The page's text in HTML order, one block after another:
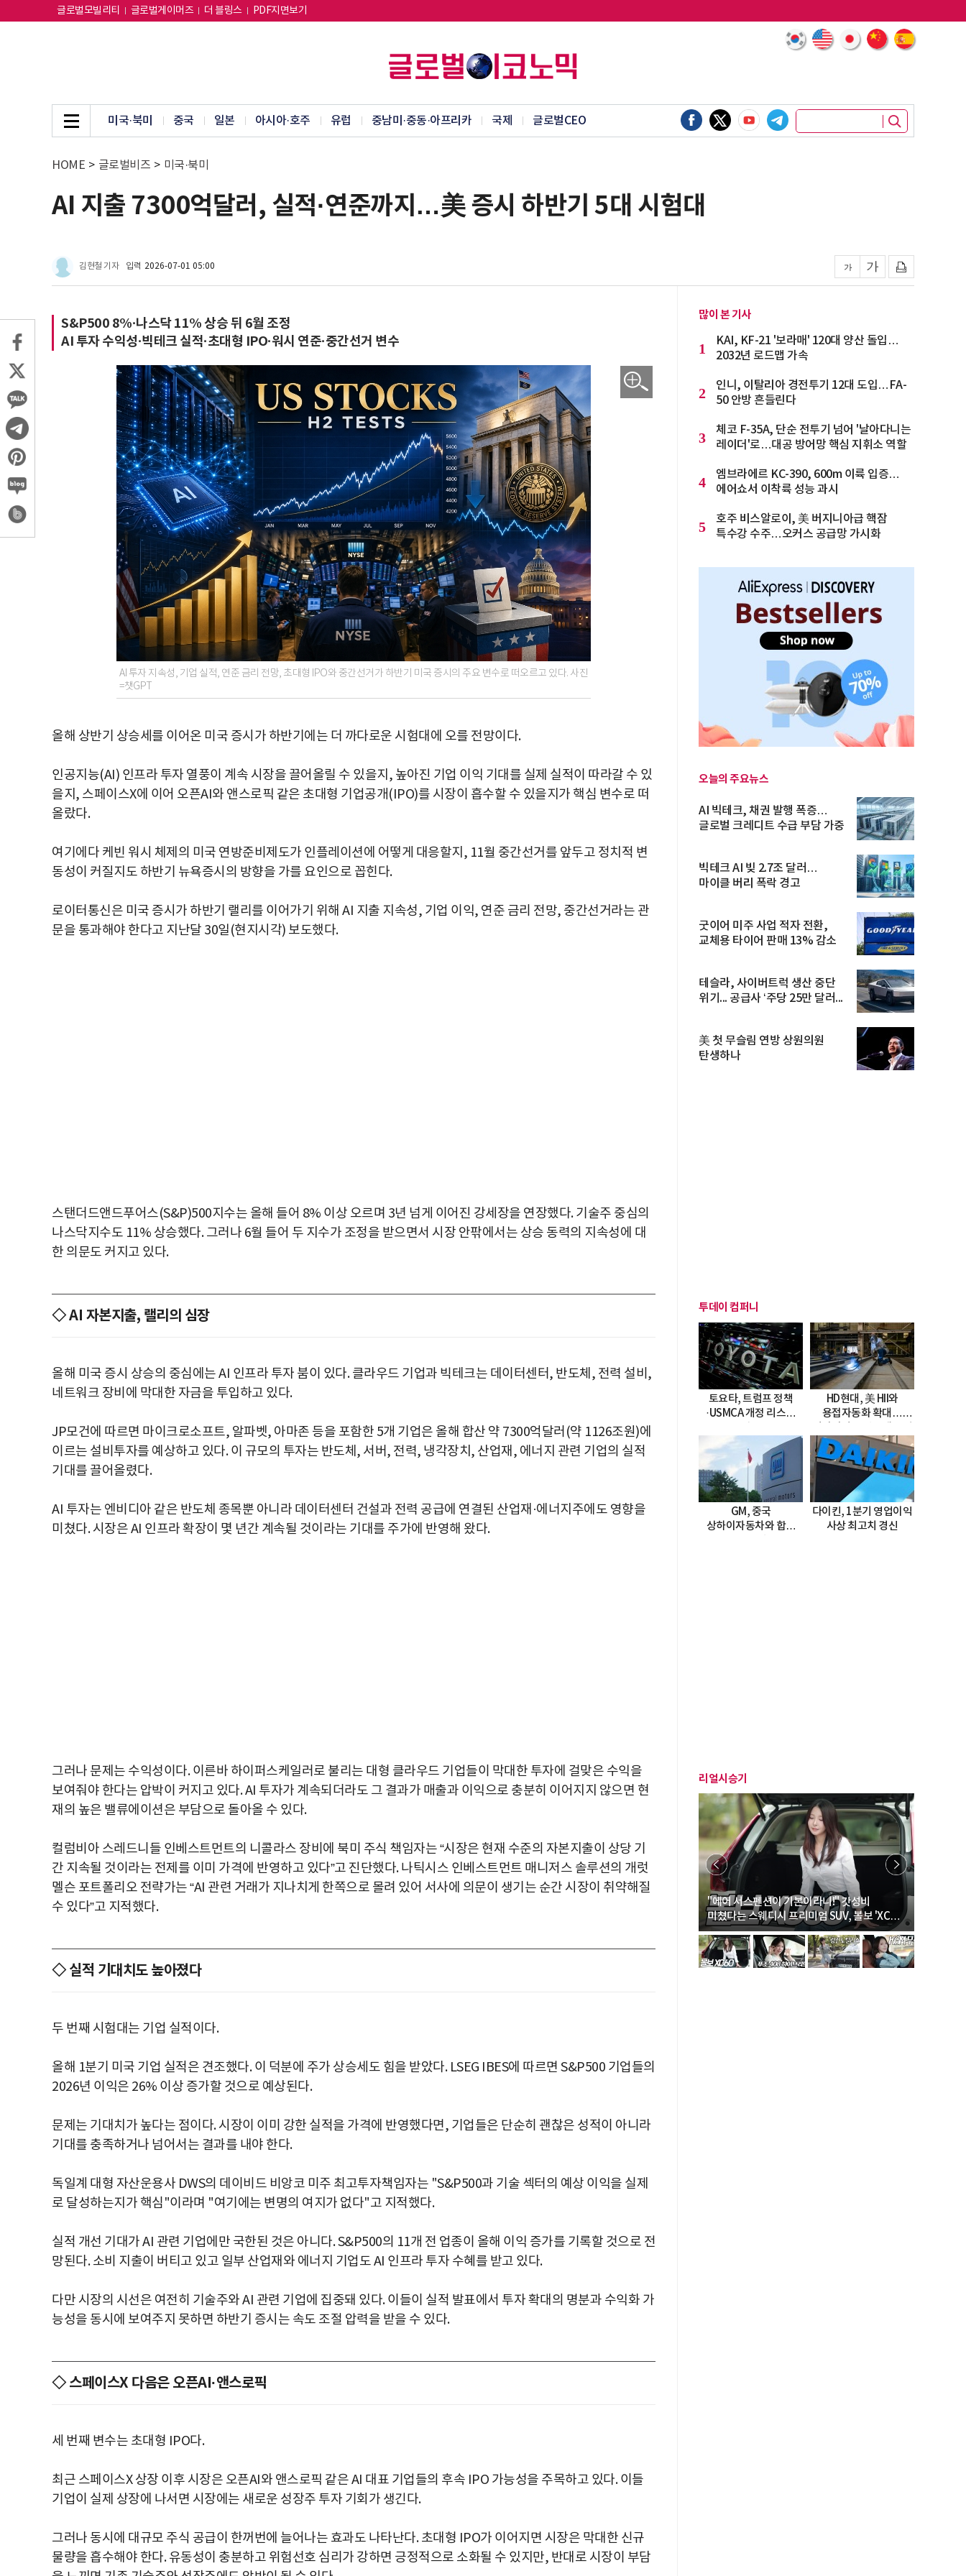
글로벌모빌리티 글로벌게이머즈 더 블링스 PDF지면보기
미국·북미 중국 일본 아시아·호주 유럽 중남미·중동·아프리카 국제 글로벌CEO
HOME > 글로벌비즈 > 미국·북미
AI 지출 7300억달러, 실적·연준까지…美 증시 하반기 5대 시험대
김현철 기자 입력 2026-07-01 05:00
S&P500 8%·나스닥 11% 상승 뒤 6월 조정
AI 투자 수익성·빅테크 실적·초대형 IPO·워시 연준·중간선거 변수
AI 투자 지속성, 기업 실적, 연준 금리 전망, 초대형 IPO와 중간선거가 하반기 미국 증시의 주요 변수로 떠오르고 있다. 사진
=챗GPT
올해 상반기 상승세를 이어온 미국 증시가 하반기에는 더 까다로운 시험대에 오를 전망이다.
인공지능(AI) 인프라 투자 열풍이 계속 시장을 끌어올릴 수 있을지, 높아진 기업 이익 기대를 실제 실적이 따라갈 수 있
을지, 스페이스X에 이어 오픈AI와 앤스로픽 같은 초대형 기업공개(IPO)를 시장이 흡수할 수 있을지가 핵심 변수로 떠
올랐다.
여기에다 케빈 워시 체제의 미국 연방준비제도가 인플레이션에 어떻게 대응할지, 11월 중간선거를 앞두고 정치적 변
동성이 커질지도 하반기 뉴욕증시의 방향을 가를 요인으로 꼽힌다.
로이터통신은 미국 증시가 하반기 랠리를 이어가기 위해 AI 지출 지속성, 기업 이익, 연준 금리 전망, 중간선거라는 관
문을 통과해야 한다고 지난달 30일(현지시각) 보도했다.
스탠더드앤드푸어스(S&P)500지수는 올해 들어 8% 이상 오르며 3년 넘게 이어진 강세장을 연장했다. 기술주 중심의
나스닥지수도 11% 상승했다. 그러나 6월 들어 두 지수가 조정을 받으면서 시장 안팎에서는 상승 동력의 지속성에 대
한 의문도 커지고 있다.
◇ AI 자본지출, 랠리의 심장
올해 미국 증시 상승의 중심에는 AI 인프라 투자 붐이 있다. 클라우드 기업과 빅테크는 데이터센터, 반도체, 전력 설비,
네트워크 장비에 막대한 자금을 투입하고 있다.
JP모건에 따르면 마이크로소프트, 알파벳, 아마존 등을 포함한 5개 기업은 올해 합산 약 7300억달러(약 1126조원)에
이르는 설비투자를 예상하고 있다. 이 규모의 투자는 반도체, 서버, 전력, 냉각장치, 산업재, 에너지 관련 기업의 실적
기대를 끌어올렸다.
AI 투자는 엔비디아 같은 반도체 종목뿐 아니라 데이터센터 건설과 전력 공급에 연결된 산업재·에너지주에도 영향을
미쳤다. 시장은 AI 인프라 확장이 몇 년간 계속될 것이라는 기대를 주가에 반영해 왔다.
그러나 문제는 수익성이다. 이른바 하이퍼스케일러로 불리는 대형 클라우드 기업들이 막대한 투자에 걸맞은 수익을
보여줘야 한다는 압박이 커지고 있다. AI 투자가 계속되더라도 그 결과가 매출과 이익으로 충분히 이어지지 않으면 현
재의 높은 밸류에이션은 부담으로 돌아올 수 있다.
컬럼비아 스레드니들 인베스트먼트의 니콜라스 장비에 북미 주식 책임자는 “시장은 현재 수준의 자본지출이 상당 기
간 지속될 것이라는 전제를 이미 가격에 반영하고 있다”고 진단했다. 나틱시스 인베스트먼트 매니저스 솔루션의 개럿
멜슨 포트폴리오 전략가는 “AI 관련 거래가 지나치게 한쪽으로 몰려 있어 서사에 의문이 생기는 순간 시장이 취약해질
수 있다”고 지적했다.
◇ 실적 기대치도 높아졌다
두 번째 시험대는 기업 실적이다.
올해 1분기 미국 기업 실적은 견조했다. 이 덕분에 주가 상승세도 힘을 받았다. LSEG IBES에 따르면 S&P500 기업들의
2026년 이익은 26% 이상 증가할 것으로 예상된다.
문제는 기대치가 높다는 점이다. 시장이 이미 강한 실적을 가격에 반영했다면, 기업들은 단순히 괜찮은 성적이 아니라
기대를 충족하거나 넘어서는 결과를 내야 한다.
독일계 대형 자산운용사 DWS의 데이비드 비앙코 미주 최고투자책임자는 "S&P500과 기술 섹터의 예상 이익을 실제
로 달성하는지가 핵심"이라며 "여기에는 변명의 여지가 없다"고 지적했다.
실적 개선 기대가 AI 관련 기업에만 국한된 것은 아니다. S&P500의 11개 전 업종이 올해 이익 증가를 기록할 것으로 전
망된다. 소비 지출이 버티고 있고 일부 산업재와 에너지 기업도 AI 인프라 투자 수혜를 받고 있다.
다만 시장의 시선은 여전히 기술주와 AI 관련 기업에 집중돼 있다. 이들이 실적 발표에서 투자 확대의 명분과 수익화 가
능성을 동시에 보여주지 못하면 하반기 증시는 속도 조절 압력을 받을 수 있다.
◇ 스페이스X 다음은 오픈AI·앤스로픽
세 번째 변수는 초대형 IPO다.
최근 스페이스X 상장 이후 시장은 오픈AI와 앤스로픽 같은 AI 대표 기업들의 후속 IPO 가능성을 주목하고 있다. 이들
기업이 실제 상장에 나서면 시장에는 새로운 성장주 투자 기회가 생긴다.
그러나 동시에 대규모 주식 공급이 한꺼번에 늘어나는 효과도 나타난다. 초대형 IPO가 이어지면 시장은 막대한 신규
물량을 흡수해야 한다. 유동성이 충분하고 위험선호 심리가 강하면 긍정적으로 소화될 수 있지만, 반대로 시장이 부담
많이 본 기사
1
KAI, KF-21 '보라매' 120대 양산 돌입…
2032년 로드맵 가속
2
인니, 이탈리아 경전투기 12대 도입…FA-
50 안방 흔들린다
3
체코 F-35A, 단순 전투기 넘어 '날아다니는
레이더'로…대공 방어망 핵심 지휘소 역할
4
엠브라에르 KC-390, 600m 이륙 입증…
에어쇼서 이착륙 성능 과시
5
호주 비스알로이, 美 버지니아급 핵잠
특수강 수주…오커스 공급망 가시화
오늘의 주요뉴스
AI 빅테크, 채권 발행 폭증…
글로벌 크레디트 수급 부담 가중
빅테크 AI 빚 2.7조 달러…
마이클 버리 폭락 경고
굿이어 미주 사업 적자 전환,
교체용 타이어 판매 13% 감소
테슬라, 사이버트럭 생산 중단
위기... 공급사 ‘주당 25만 달러...
美 첫 무슬림 연방 상원의원
탄생하나
투데이 컴퍼니
토요타, 트럼프 정책
·USMCA 개정 리스크
HD현대, 美 HII와
용접자동화 확대…
도입
GM, 중국
상하이자동차와 합작
다이킨, 1분기 영업이익
사상 최고치 경신
리얼시승기
"에어 서스펜션이 기본이라니!" 갓성비
미쳤다는 스웨디시 프리미엄 SUV, 볼보 'XC60
B5 울트라'